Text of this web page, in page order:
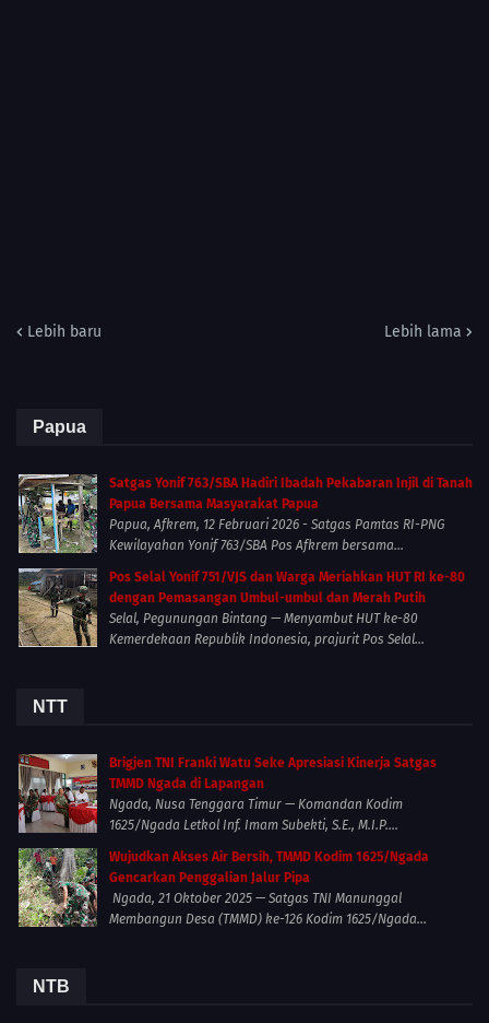
Lebih baru Lebih lama
Papua
Satgas Yonif 763/SBA Hadiri Ibadah Pekabaran Injil di Tanah
Papua Bersama Masyarakat Papua
Papua, Afkrem, 12 Februari 2026 - Satgas Pamtas RI-PNG
Kewilayahan Yonif 763/SBA Pos Afkrem bersama...
Pos Selal Yonif 751/VJS dan Warga Meriahkan HUT RI ke-80
dengan Pemasangan Umbul-umbul dan Merah Putih
Selal, Pegunungan Bintang — Menyambut HUT ke-80
Kemerdekaan Republik Indonesia, prajurit Pos Selal...
NTT
Brigjen TNI Franki Watu Seke Apresiasi Kinerja Satgas
TMMD Ngada di Lapangan
Ngada, Nusa Tenggara Timur — Komandan Kodim
1625/Ngada Letkol Inf. Imam Subekti, S.E., M.I.P....
Wujudkan Akses Air Bersih, TMMD Kodim 1625/Ngada
Gencarkan Penggalian Jalur Pipa
Ngada, 21 Oktober 2025 — Satgas TNI Manunggal
Membangun Desa (TMMD) ke-126 Kodim 1625/Ngada...
NTB